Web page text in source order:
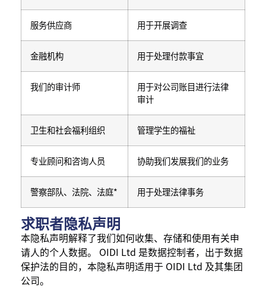
服务供应商 用于开展调查
金融机构 用于处理付款事宜
我们的审计师
用于对公司账目进行法律
审计
卫生和社会福利组织 管理学生的福祉
专业顾问和咨询人员 协助我们发展我们的业务
警察部队、法院、法庭* 用于处理法律事务
求职者隐私声明
本隐私声明解释了我们如何收集、存储和使用有关申
请人的个人数据。 OIDI Ltd 是数据控制者，出于数据
保护法的目的，本隐私声明适用于 OIDI Ltd 及其集团
公司。